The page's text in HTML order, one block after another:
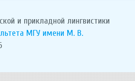
и прикладной лингвистики
МГУ имени М. В.